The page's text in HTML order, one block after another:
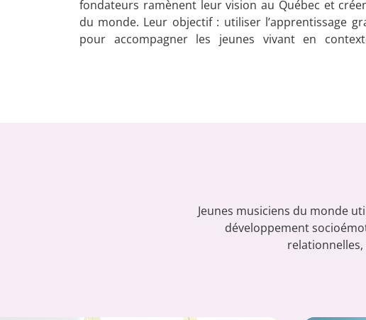
fondateurs ramènent leur vision au Québec et
du monde. Leur objectif : utiliser l’apprentissage
pour accompagner les jeunes vivant en
Jeunes musiciens du monde
développement
relationnelles,